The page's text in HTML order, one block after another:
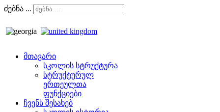
ძებნა ...
მთავარი
სკოლის სტრუქტურა
სტრუქტურულ
ერთეულთა
ფუნქციები
ჩვენს შესახებ